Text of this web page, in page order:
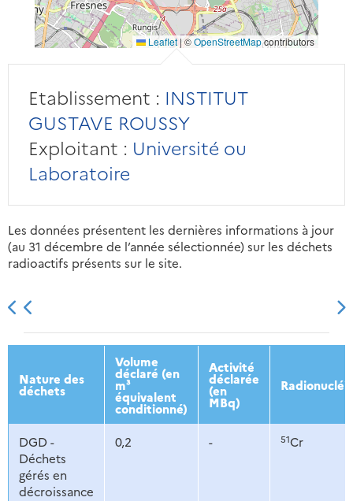
Leaflet |©OpenStreetMapcontributors
Etablissement : INSTITUT
GUSTAVE ROUSSY
Exploitant : Université ou
Laboratoire
Les données présentent les dernières informations à jour
(au 31 décembre de l’année sélectionnée) sur les déchets
radioactifs présents sur le site.
2013 2014 2015 2016
Nature des
déchets
Volume
déclaré (en
m³
équivalent
conditionné)
Activité
déclarée
(en
MBq)
DGD -
Déchets
gérés en
décroissance
0,2 - 51Cr